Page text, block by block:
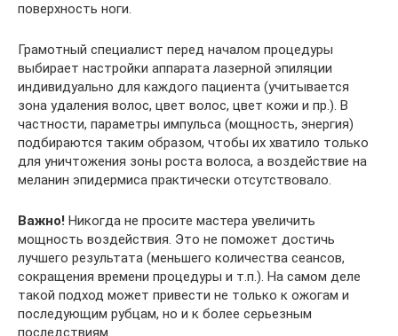
поверхность ноги.
Грамотный специалист перед началом процедуры
выбирает настройки аппарата лазерной эпиляции
индивидуально для каждого пациента (учитывается
зона удаления волос, цвет волос, цвет кожи и пр.). В
частности, параметры импульса (мощность, энергия)
подбираются таким образом, чтобы их хватило только
для уничтожения зоны роста волоса, а воздействие на
меланин эпидермиса практически отсутствовало.
Важно! Никогда не просите мастера увеличить
мощность воздействия. Это не поможет достичь
лучшего результата (меньшего количества сеансов,
сокращения времени процедуры и т.п.). На самом деле
такой подход может привести не только к ожогам и
последующим рубцам, но и к более серьезным